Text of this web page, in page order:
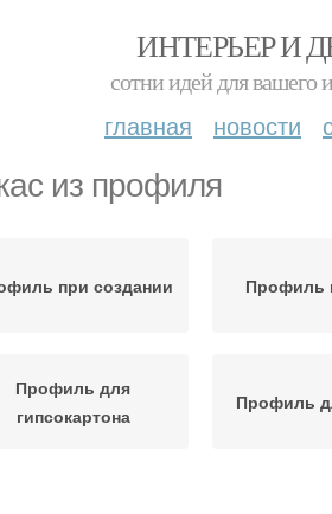
ИНТЕРЬЕР И
сотни идей для вашего
главная новости
из профиля
при создании Профиль
Профиль для
гипсокартона
Профиль